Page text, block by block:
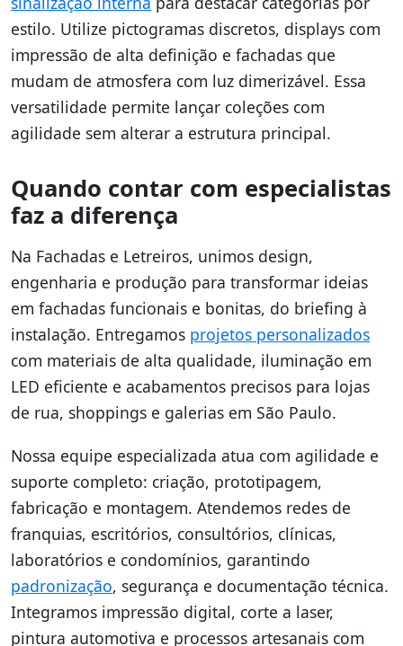
estilo. Utilize pictogramas discretos, displays com
impressão de alta definição e fachadas que
mudam de atmosfera com luz dimerizável. Essa
versatilidade permite lançar coleções com
agilidade sem alterar a estrutura principal.
Quando contar com especialistas
faz a diferença
Na Fachadas e Letreiros, unimos design,
engenharia e produção para transformar ideias
em fachadas funcionais e bonitas, do briefing à
instalação. Entregamos projetos personalizados
com materiais de alta qualidade, iluminação em
LED eficiente e acabamentos precisos para lojas
de rua, shoppings e galerias em São Paulo.
Nossa equipe especializada atua com agilidade e
suporte completo: criação, prototipagem,
fabricação e montagem. Atendemos redes de
franquias, escritórios, consultórios, clínicas,
laboratórios e condomínios, garantindo
padronização, segurança e documentação técnica.
Integramos impressão digital, corte a laser,
pintura automotiva e processos artesanais com